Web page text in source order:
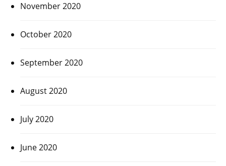
November 2020
October 2020
September 2020
August 2020
July 2020
June 2020